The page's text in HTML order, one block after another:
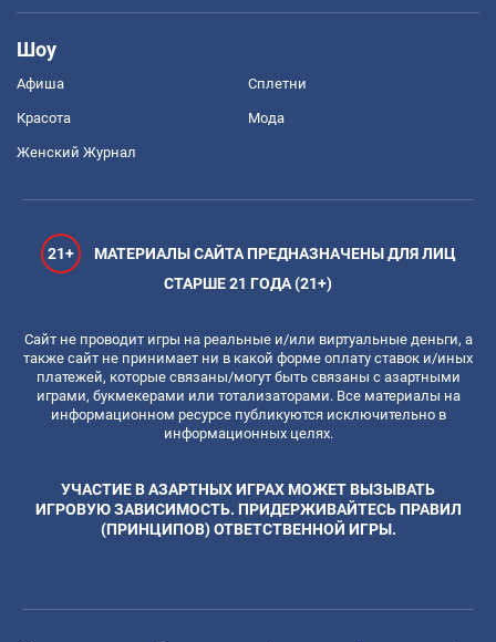
Шоу
Афиша Сплетни
Красота Мода
Женский Журнал
21+
МАТЕРИАЛЫ САЙТА ПРЕДНАЗНАЧЕНЫ ДЛЯ ЛИЦ
СТАРШЕ 21 ГОДА (21+)
Сайт не проводит игры на реальные и/или виртуальные деньги, а
также сайт не принимает ни в какой форме оплату ставок и/иных
платежей, которые связаны/могут быть связаны с азартными
играми, букмекерами или тотализаторами. Все материалы на
информационном ресурсе публикуются исключительно в
информационных целях.
УЧАСТИЕ В АЗАРТНЫХ ИГРАХ МОЖЕТ ВЫЗЫВАТЬ
ИГРОВУЮ ЗАВИСИМОСТЬ. ПРИДЕРЖИВАЙТЕСЬ ПРАВИЛ
(ПРИНЦИПОВ) ОТВЕТСТВЕННОЙ ИГРЫ.